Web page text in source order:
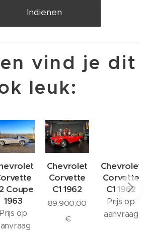
Indienen
vind je dit
leuk:
1963
op
Chevrolet
Corvette
C1 1962
89.900,00
Chevrolet
Corvette
C1 1962
Prijs op
aanvraag